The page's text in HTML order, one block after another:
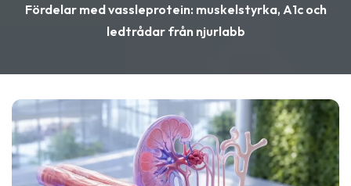
Fördelar med vassleprotein: muskelstyrka, A1c och
ledtrådar från njurlabb